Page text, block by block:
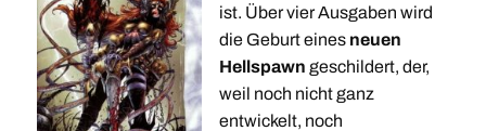
ist. Über vier Ausgaben wird
die Geburt einesneuen
Hellspawn geschildert, der,
weil noch nicht ganz
entwickelt, noch